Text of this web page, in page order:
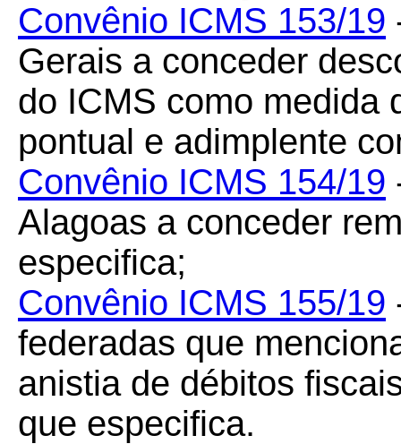
Convênio ICMS 153/19
Gerais a conceder
do ICMS como medida
pontual e adimplente
Convênio ICMS 154/19
Alagoas a conceder
especifica;
Convênio ICMS 155/19
federadas que
anistia de débitos
que especifica.